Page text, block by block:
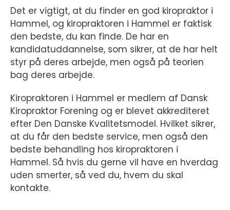
Det er vigtigt, at du finder en god kiropraktor i
Hammel, og kiropraktoren i Hammel er faktisk
den bedste, du kan finde. De har en
kandidatuddannelse, som sikrer, at de har helt
styr på deres arbejde, men også på teorien
bag deres arbejde.
Kiropraktoren i Hammel er medlem af Dansk
Kiropraktor Forening og er blevet akkrediteret
efter Den Danske Kvalitetsmodel. Hvilket sikrer,
at du får den bedste service, men også den
bedste behandling hos kiropraktoren i
Hammel. Så hvis du gerne vil have en hverdag
uden smerter, så ved du, hvem du skal
kontakte.